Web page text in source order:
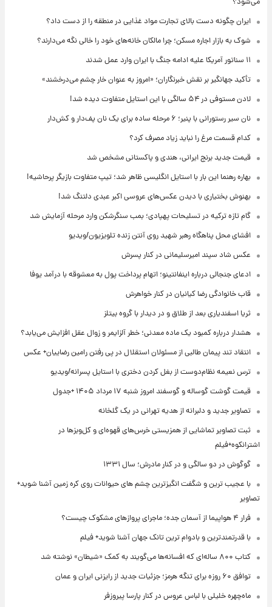
ایران چگونه دست بالای تجارت مواد غذایی در منطقه را از دست داد؟
شوک به بازار اجاره مسکن؛ چرا مالکان خانه‌های خود را خالی نگه می‌دارند؟
۱۱ سناتور آمریکا علیه ادامه جنگ با ایران وارد عمل شدند
تأکید جهانگیر بر نقش خبرنگاران؛ «امروز به عنوان خار چشم می‌درخشند»
لادن مستوفی در ۵۴ سالگی با این استایل متفاوت دیده شد!
نان سیر رستورانی با پنیر؛ ۶ مرحله ساده برای یک نان پف‌دار و کش‌دار
کدام قسمت مرغ را نباید زیاد مصرف کرد؟
قیمت جدید برنج ایرانی، هندی و پاکستانی مشخص شد
بهاره رهنما این بار با استایل انگلیسی ظاهر شد؛ تیپ متفاوت بازیگر پرحاشیه!
بهنوش بختیاری با دیدن عکس‌های عروسی اکبر عبدی دلتنگ شد!
گام تازه ترکیه در تسلیحات پهپادی؛ بمب سنگرشکن وارد مرحله آزمایش شد
افشای محل پناهگاه‌ رهبر شهید روی آنتن زنده تلویزیون/ویدیو
عکس شاد سپند امیرسلیمانی در کنار پسرش
ادعای جنجالی درباره اینفانتینو؛ اتهام پرداخت پول به معشوقه با درآمد یوفا
قاب خانوادگی رضا کیانیان در کنار خواهرش
ثریا اسفندیاری بعد از طلاق و در دیدار با گروه بیتلز
هشدار درباره کمبود یک ماده معدنی؛ خطر آلزایمر و زوال عقل افزایش می‌یابد؟
انتقاد تند پیمان طالبی از مسئولان استقلال در پی رفتن رامین رضاییان+ عکس
ترس نعیمه نظام‌دوست از بغل کردن دختری با استایل پسرانه/ویدیو
قیمت گوشت گوساله و گوسفند امروز شنبه ۱۷ مرداد ۱۴۰۵ +جدول
تصاویر جدید و دلبرانه از هدیه تهرانی در یک گلخانه
ثبت تصاویر تماشایی از همزیستی خرس‌های قهوه‌ای و کل‌وبزها در
اشترانکوه+فیلم
گوگوش در دو سالگی و در کنار مادرش؛ سال ۱۳۳۱
با عجیب ترین و شگفت انگیزترین چشم های حیوانات روی کره زمین آشنا شوید+
تصاویر
فرار ۴ هواپیما از آسمان جده؛ ماجرای پروازهای مشکوک چیست؟
با قدرتمندترین و بادوام ترین تانک جهان آشنا شوید+ فیلم
کتاب ۸۰۰ ساله‌ای که افسانه‌ها می‌گویند به کمک «شیطان» نوشته شد
توافق ۶۰ روزه برای تنگه هرمز؛ جزئیات جدید از رایزنی ایران و عمان
ماه‌چهره خلیلی با لباس عروس در کنار پارسا پیروزفر